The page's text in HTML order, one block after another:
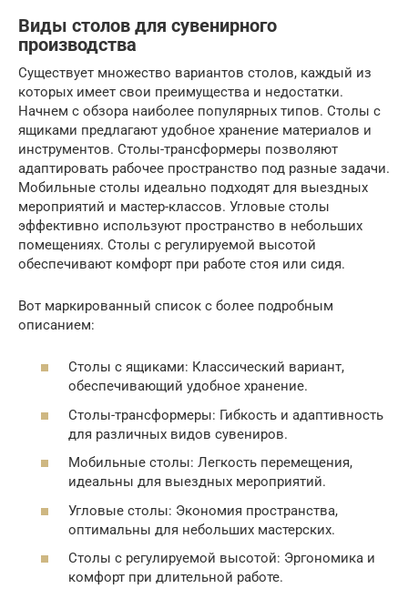
Виды столов для сувенирного
производства
Существует множество вариантов столов, каждый из
которых имеет свои преимущества и недостатки.
Начнем с обзора наиболее популярных типов. Столы с
ящиками предлагают удобное хранение материалов и
инструментов. Столы-трансформеры позволяют
адаптировать рабочее пространство под разные задачи.
Мобильные столы идеально подходят для выездных
мероприятий и мастер-классов. Угловые столы
эффективно используют пространство в небольших
помещениях. Столы с регулируемой высотой
обеспечивают комфорт при работе стоя или сидя.
Вот маркированный список с более подробным
описанием:
Столы с ящиками: Классический вариант,
обеспечивающий удобное хранение.
Столы-трансформеры: Гибкость и адаптивность
для различных видов сувениров.
Мобильные столы: Легкость перемещения,
идеальны для выездных мероприятий.
Угловые столы: Экономия пространства,
оптимальны для небольших мастерских.
Столы с регулируемой высотой: Эргономика и
комфорт при длительной работе.